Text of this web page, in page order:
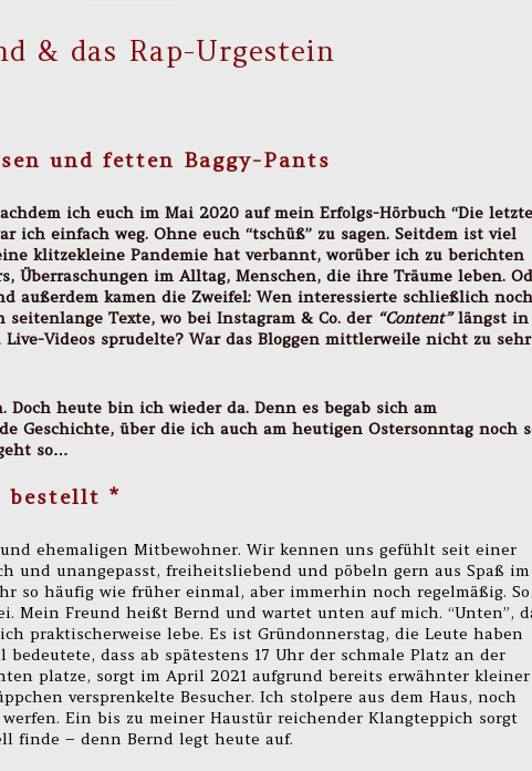
& das Rap-Urgestein
und fetten Baggy-Pants
ich euch im Mai 2020 auf mein Erfolgs-Hörbuch “Die letzte
ich einfach weg. Ohne euch “tschüß” zu sagen. Seitdem ist viel
klitzekleine Pandemie hat verbannt, worüber ich zu berichten
Überraschungen im Alltag, Menschen, die ihre Träume leben.
außerdem kamen die Zweifel: Wen interessierte schließlich noch
Texte, wo bei Instagram & Co. der “Content”längst in
Videos sprudelte? War das Bloggen mittlerweile nicht zu sehr
Doch heute bin ich wieder da. Denn es begab sich am
Geschichte, über die ich auch am heutigen Ostersonntag noch
so…
bestellt *
ehemaligen Mitbewohner. Wir kennen uns gefühlt seit einer
und unangepasst, freiheitsliebend und pöbeln gern aus Spaß im
so häufig wie früher einmal, aber immerhin noch regelmäßig. So
Mein Freund heißt Bernd und wartet unten auf mich. “Unten”,
praktischerweise lebe. Es ist Gründonnerstag, die Leute haben
dass ab spätestens 17 Uhr der schmale Platz an der
platze, sorgt im April 2021 aufgrund bereits erwähnter kleiner
versprenkelte Besucher. Ich stolpere aus dem Haus, noch
Ein bis zu meiner Haustür reichender Klangteppich sorgt
finde – denn Bernd legt heute auf.